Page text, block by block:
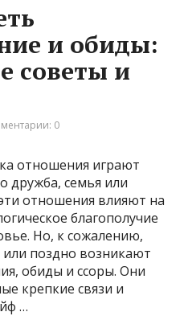
и обиды:
советы и
0
отношения играют
дружба, семья или
отношения влияют на
благополучие
Но, к сожалению,
поздно возникают
обиды и ссоры. Они
крепкие связи и
…